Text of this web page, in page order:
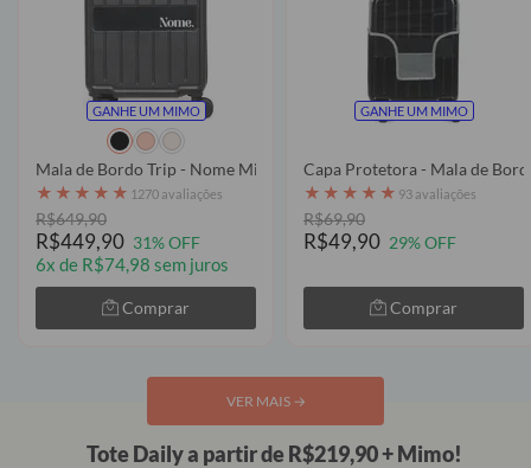
GANHE UM MIMO
Mala de Bordo Trip - Nome Minimalist
★ ★ ★ ★ ★ 1270 avaliações
R$649,90
R$449,90 31% OFF
6x de R$74,98 sem juros
Comprar
GANHE UM MIMO
Capa Protetora - Mala de
★ ★ ★ ★ ★ 93 avaliações
R$69,90
R$49,90 29% OFF
Comprar
VER MAIS →
Tote Daily a partir de R$219,90 + Mimo!